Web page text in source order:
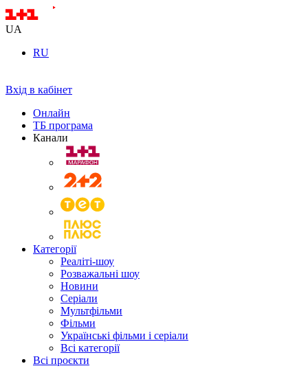
UA
RU
Вхід в кабінет
Онлайн
ТБ програма
Канали
Категорії
Реаліті-шоу
Розважальні шоу
Новини
Серіали
Мультфільми
Фільми
Українські фільми і серіали
Всі категорії
Всі проєкти